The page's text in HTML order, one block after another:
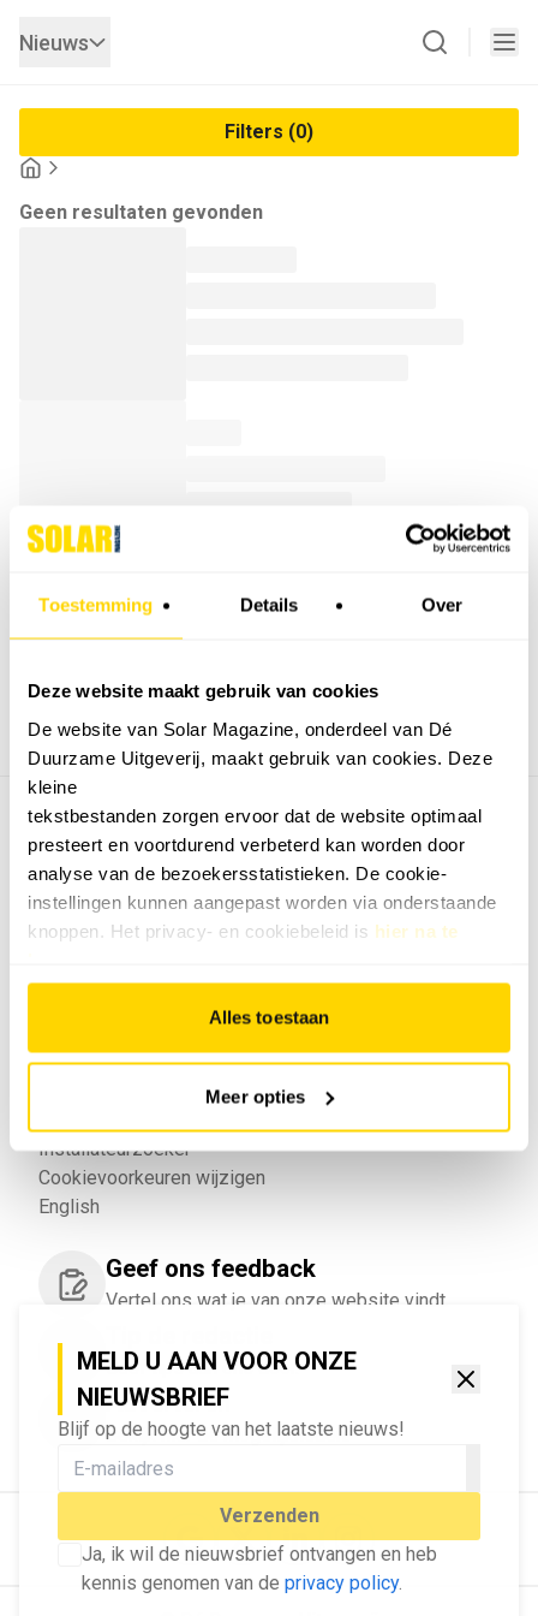
Toestemming Details Over
Deze website maakt gebruik van cookies
De website van Solar Magazine, onderdeel van Dé
Duurzame Uitgeverij, maakt gebruik van cookies. Deze
kleine
tekstbestanden zorgen ervoor dat de website optimaal
presteert en voortdurend verbeterd kan worden door
analyse van de bezoekersstatistieken. De cookie-
instellingen kunnen aangepast worden via onderstaande
knoppen. Het privacy- en cookiebeleid is hier na te
Alles toestaan
Meer opties
MELD U AAN VOOR ONZE
NIEUWSBRIEF
Blijf op de hoogte van het laatste nieuws!
Verzenden
Ja, ik wil de nieuwsbrief ontvangen en heb
kennis genomen van de privacy policy.
Nieuws
Filters (0)
Geen resultaten gevonden
Dossiers
Agenda
Snel naar
Privacy
Abonneren
Installateurzoeker
Cookievoorkeuren wijzigen
English
Geef ons feedback
Vertel ons wat je van onze website vindt.
Geef tips aan ons door.
Adverteren
Bekijk hier de mogelijkheden.